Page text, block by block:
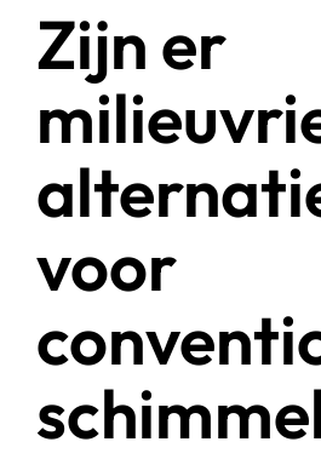
Zijn er
voor